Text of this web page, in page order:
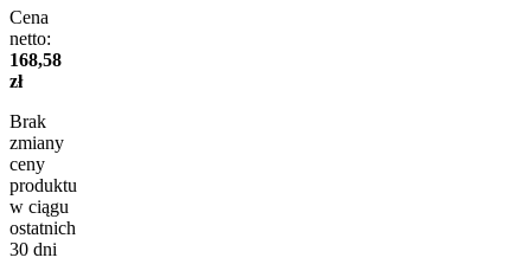
Cena
netto:
168,58
zł
Brak
zmiany
ceny
produktu
w ciągu
ostatnich
30 dni